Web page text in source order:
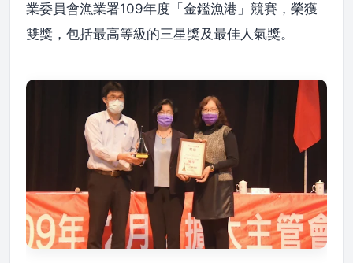
業委員會漁業署109年度「金鑑漁港」競賽，榮獲
雙獎，包括最高等級的三星獎及最佳人氣獎。